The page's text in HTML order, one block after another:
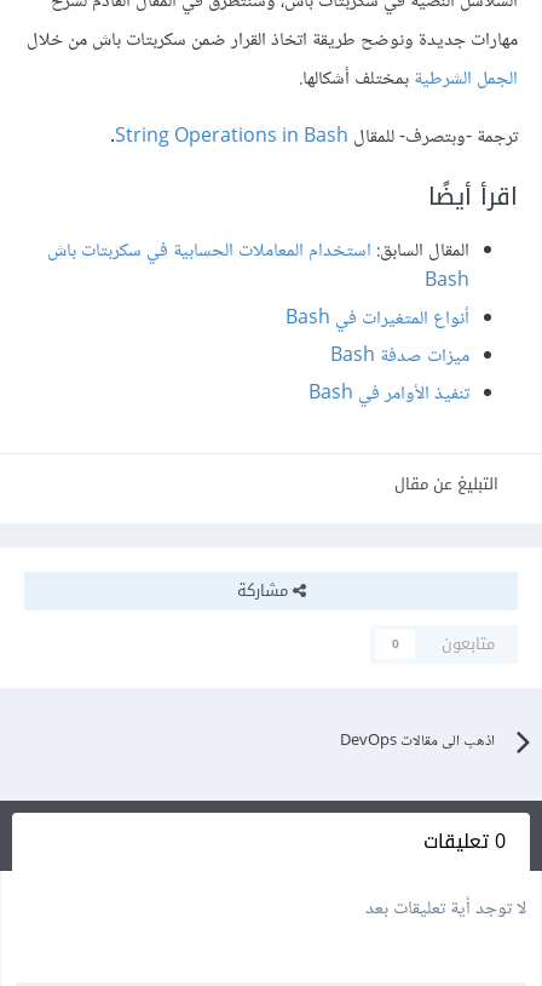
مهارات جديدة ونوضح طريقة اتخاذ القرار ضمن سكربتات باش من خلال
الجمل الشرطيةبمختلف أشكالها.
ترجمة -وبتصرف- للمقال String Operations in Bash
.
اقرأ أيضًا
المقال السابق: استخدام المعاملات الحسابية في سكربتات باش
Bash
أنواع المتغيرات في Bash
ميزات صدفة Bash
تنفيذ الأوامر في Bash
التبليغ عن مقال
مشاركة
متابعون
0
اذهب الى مقالات DevOps
0 تعليقات
لا توجد أية تعليقات بعد